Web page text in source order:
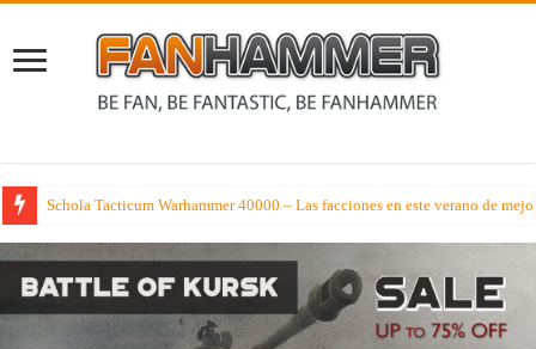
Schola Tacticum Warhammer 40000 – Las facciones en este verano de